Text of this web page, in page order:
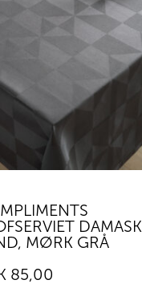
DAMASK
MØRK GRÅ
85,00